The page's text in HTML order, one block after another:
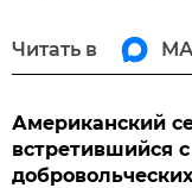
Читать в
Американский
встретившийся